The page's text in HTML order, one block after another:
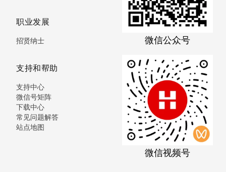
职业发展
招贤纳士
支持和帮助
支持中心
微信号矩阵
下载中心
常见问题解答
站点地图
微信公众号
微信视频号